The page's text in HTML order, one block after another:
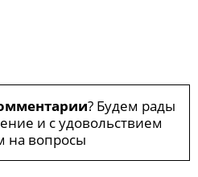
? Будем рады
и с удовольствием
на вопросы